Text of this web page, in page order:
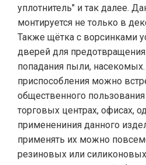
уплотнитель" и так далее.
монтируется не только в
Также щётка с ворсинками
дверей для
попадания пыли,
приспособления можно
общественного
торговых центрах, офисах,
применениния данного
применять их можно
резиновых или